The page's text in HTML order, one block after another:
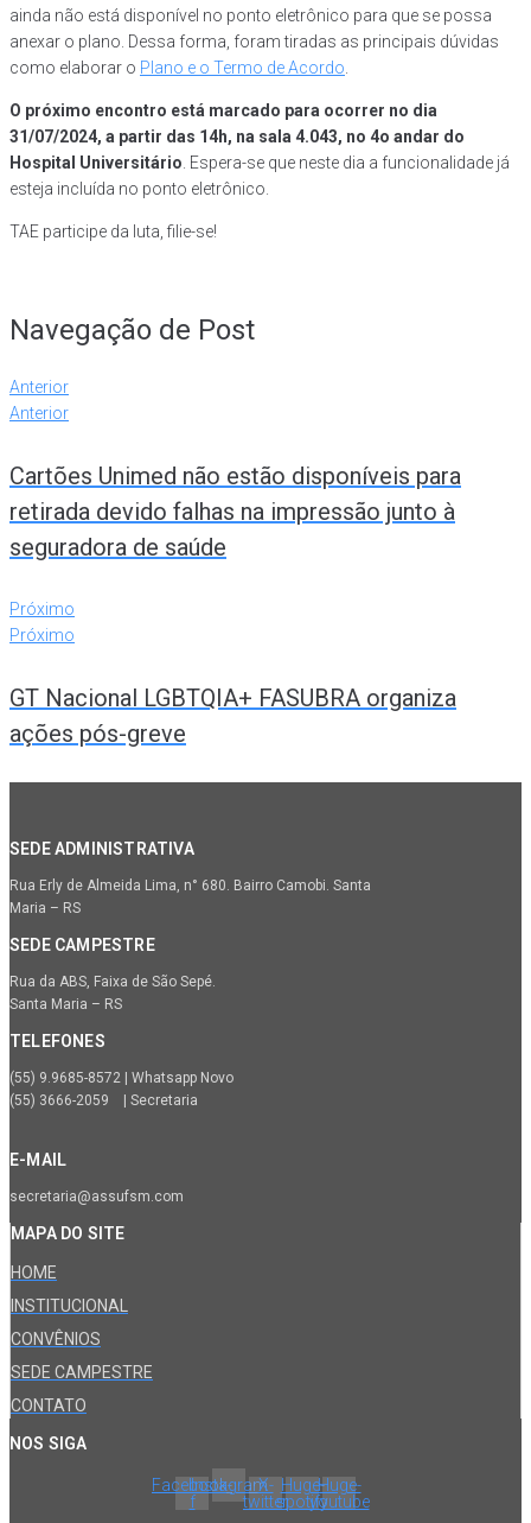
ainda não está disponível no ponto eletrônico para que se possa
anexar o plano. Dessa forma, foram tiradas as principais dúvidas
como elaborar o Plano e o Termo de Acordo
O próximo encontro está marcado para ocorrer no dia
31/07/2024, a partir das 14h, na sala 4.043, no 4o andar do
Hospital Universitário . Espera-se que neste dia a funcionalidade já
esteja incluída no ponto eletrônico.
TAE participe da luta, filie-se!
Navegação de Post
Anterior
Anterior
Cartões Unimed não estão disponíveis para
retirada devido falhas na impressão junto à
seguradora de saúde
Próximo
Próximo
GT Nacional LGBTQIA+ FASUBRA organiza
ações pós-greve
SEDE ADMINISTRATIVA
Rua Erly de Almeida Lima, n° 680. Bairro Camobi. Santa
Maria – RS
SEDE CAMPESTRE
Rua da ABS, Faixa de São Sepé.
Santa Maria – RS
TELEFONES
(55) 9.9685-8572 | Whatsapp Novo
(55) 3666-2059 | Secretaria
E-MAIL
secretaria@assufsm.com
MAPA DO SITE
HOME
INSTITUCIONAL
CONVÊNIOS
SEDE CAMPESTRE
CONTATO
NOS SIGA
Facebook-
f
InstagramX-
twitter
Huge-
spotify
Huge-
youtube